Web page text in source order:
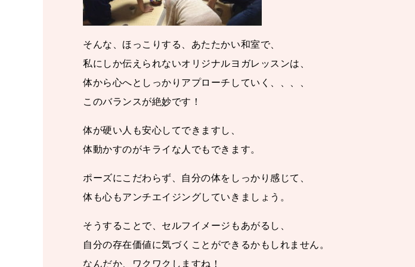
そんな、ほっこりする、あたたかい和室で、
私にしか伝えられないオリジナルヨガレッスンは、
体から心へとしっかりアプローチしていく、、、、
このバランスが絶妙です！
体が硬い人も安心してできますし、
体動かすのがキライな人でもできます。
ポーズにこだわらず、自分の体をしっかり感じて、
体も心もアンチエイジングしていきましょう。
そうすることで、セルフイメージもあがるし、
自分の存在価値に気づくことができるかもしれません。
なんだか、ワクワクしますね！